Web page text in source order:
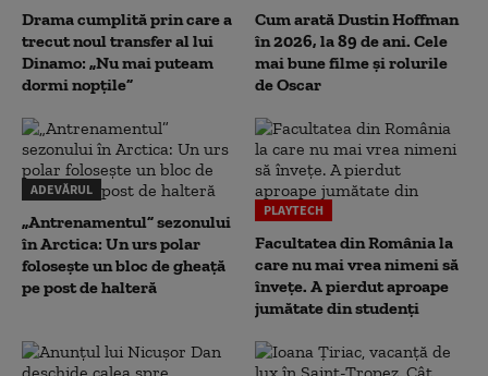
Drama cumplită prin care a
trecut noul transfer al lui
Dinamo: „Nu mai puteam
dormi nopțile”
Cum arată Dustin Hoffman
în 2026, la 89 de ani. Cele
mai bune filme și rolurile
de Oscar
ADEVĂRUL
„Antrenamentul” sezonului
în Arctica: Un urs polar
folosește un bloc de gheață
pe post de halteră
PLAYTECH
Facultatea din România la
care nu mai vrea nimeni să
înveţe. A pierdut aproape
jumătate din studenţi